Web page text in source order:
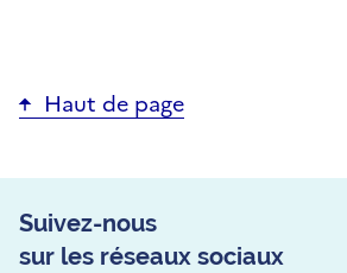
Haut de page
Suivez-nous
sur les réseaux sociaux